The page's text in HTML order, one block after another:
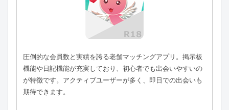
圧倒的な会員数と実績を誇る老舗マッチングアプリ。掲示板
機能や日記機能が充実しており、初心者でも出会いやすいの
が特徴です。アクティブユーザーが多く、即日での出会いも
期待できます。